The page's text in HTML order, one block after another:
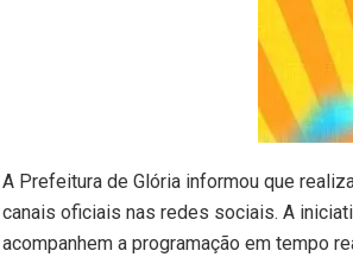
A Prefeitura de Glória informou que
canais oficiais nas redes sociais. A
acompanhem a programação em tempo